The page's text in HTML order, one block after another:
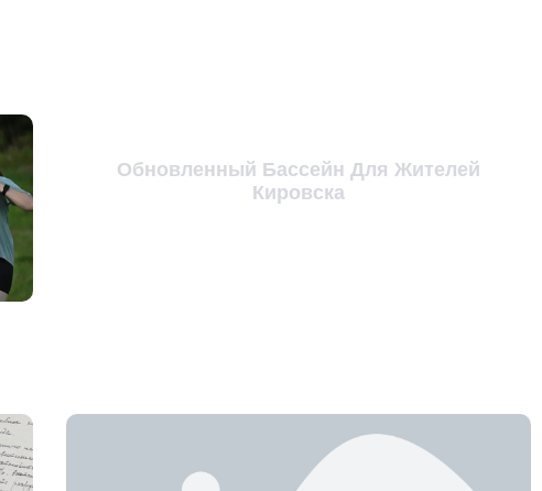
Обновленный Бассейн Для Жителей
Кировска